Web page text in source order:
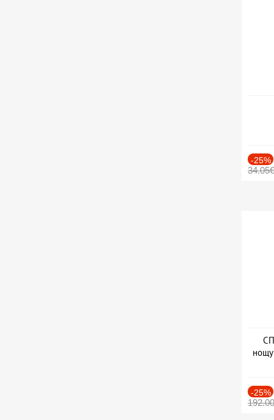
-25%
34.05€
-25%